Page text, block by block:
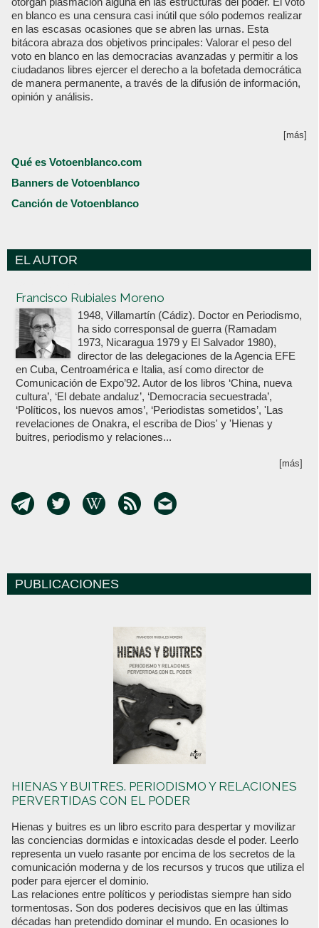
en blanco es una censura casi inútil que sólo podemos realizar
en las escasas ocasiones que se abren las urnas. Esta
bitácora abraza dos objetivos principales: Valorar el peso del
voto en blanco en las democracias avanzadas y permitir a los
ciudadanos libres ejercer el derecho a la bofetada democrática
de manera permanente, a través de la difusión de información,
opinión y análisis.
[más]
Qué es Votoenblanco.com
Banners de Votoenblanco
Canción de Votoenblanco
EL AUTOR
Francisco Rubiales Moreno
1948, Villamartín (Cádiz). Doctor en Periodismo,
ha sido corresponsal de guerra (Ramadam
1973, Nicaragua 1979 y El Salvador 1980),
director de las delegaciones de la Agencia EFE
en Cuba, Centroamérica e Italia, así como director de
Comunicación de Expo’92. Autor de los libros ‘China, nueva
cultura’, ‘El debate andaluz’, ‘Democracia secuestrada’,
‘Políticos, los nuevos amos’, ‘Periodistas sometidos’, 'Las
revelaciones de Onakra, el escriba de Dios' y 'Hienas y
buitres, periodismo y relaciones...
[más]
PUBLICACIONES
HIENAS Y BUITRES. PERIODISMO Y RELACIONES
PERVERTIDAS CON EL PODER
Hienas y buitres es un libro escrito para despertar y movilizar
las conciencias dormidas e intoxicadas desde el poder. Leerlo
representa un vuelo rasante por encima de los secretos de la
comunicación moderna y de los recursos y trucos que utiliza el
poder para ejercer el dominio.
Las relaciones entre políticos y periodistas siempre han sido
tormentosas. Son dos poderes decisivos que en las últimas
décadas han pretendido dominar el mundo. En ocasiones lo